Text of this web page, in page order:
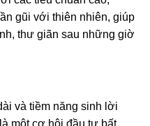
gũi với thiên nhiên, giúp
thư giãn sau những giờ
và tiềm năng sinh lời
một cơ hội đầu tư bất